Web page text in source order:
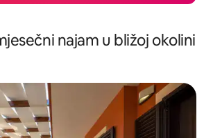
najam u bližoj okolini